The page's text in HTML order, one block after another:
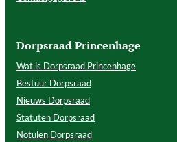
Dorpsraad Princenhage
Wat is Dorpsraad Princenhage
Bestuur Dorpsraad
Nieuws Dorpsraad
Statuten Dorpsraad
Notulen Dorpsraad